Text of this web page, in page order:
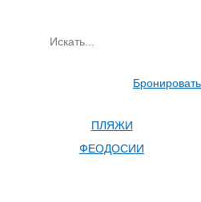
Бронировать
ПЛЯЖИ
ФЕОДОСИИ